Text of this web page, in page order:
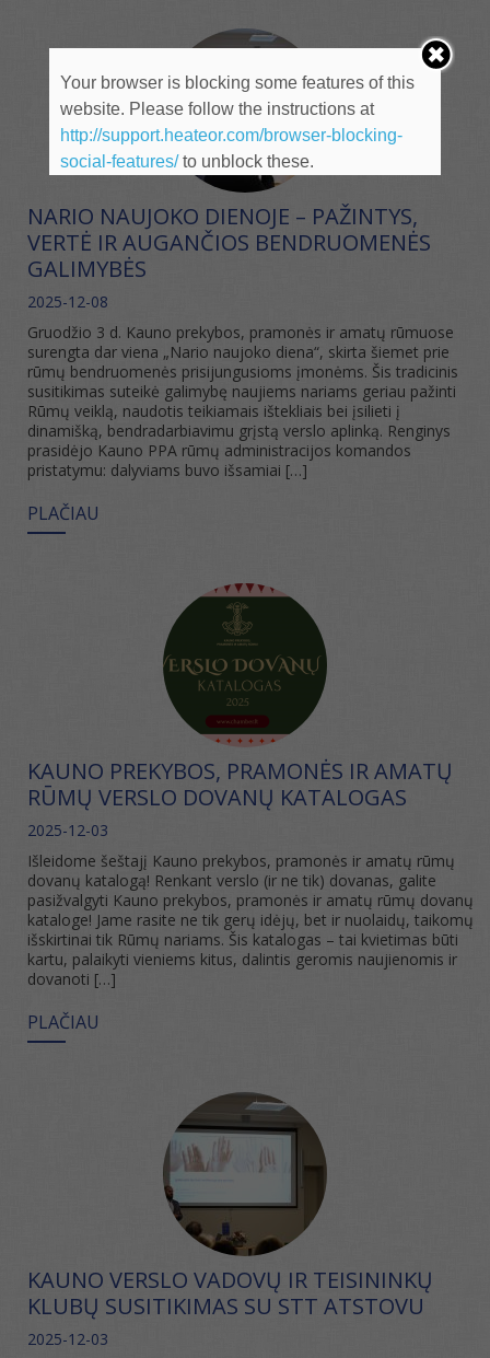
NARIO NAUJOKO DIENOJE – PAŽINTYS,
VERTĖ IR AUGANČIOS BENDRUOMENĖS
GALIMYBĖS
2025-12-08
Gruodžio 3 d. Kauno prekybos, pramonės ir amatų rūmuose
surengta dar viena „Nario naujoko diena“, skirta šiemet prie
rūmų bendruomenės prisijungusioms įmonėms. Šis tradicinis
susitikimas suteikė galimybę naujiems nariams geriau pažinti
Rūmų veiklą, naudotis teikiamais ištekliais bei įsilieti į
dinamišką, bendradarbiavimu grįstą verslo aplinką. Renginys
prasidėjo Kauno PPA rūmų administracijos komandos
pristatymu: dalyviams buvo išsamiai […]
PLAČIAU
KAUNO PREKYBOS, PRAMONĖS IR AMATŲ
RŪMŲ VERSLO DOVANŲ KATALOGAS
2025-12-03
Išleidome šeštajį Kauno prekybos, pramonės ir amatų rūmų
dovanų katalogą! Renkant verslo (ir ne tik) dovanas, galite
pasižvalgyti Kauno prekybos, pramonės ir amatų rūmų dovanų
kataloge! Jame rasite ne tik gerų idėjų, bet ir nuolaidų, taikomų
išskirtinai tik Rūmų nariams. Šis katalogas – tai kvietimas būti
kartu, palaikyti vieniems kitus, dalintis geromis naujienomis ir
dovanoti […]
PLAČIAU
KAUNO VERSLO VADOVŲ IR TEISININKŲ
KLUBŲ SUSITIKIMAS SU STT ATSTOVU
2025-12-03
Your browser is blocking some features of this
website. Please follow the instructions at
http://support.heateor.com/browser-blocking-
social-features/to unblock these.